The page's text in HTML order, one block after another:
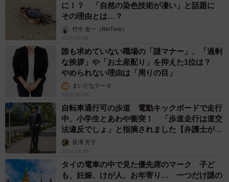
に！？ 「自然の染色技術が凄い」と話題に
その理由とは…？
竹中 友一（RinToris）
2026.08.06
誰も求めていない職場の「謎マナー」、「過剰
な挨拶」や「お土産配り」を抑えた1位は？
やめられない理由は「周りの目」
まいどなデータ
2026.08.06
自転車通行可の歩道 電動キックボードで走行
中、小学生とあわや衝突！ 「歩道走行は道交
法違反でしょ」と指摘されました【弁護士が解
説】長澤 芳子
2026.08.06
タイの電車の中で見た優先席のマーク 子ど
も、妊娠、けが人、お年寄り… 一つだけ謎の